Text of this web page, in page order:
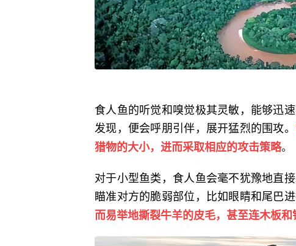
食人鱼的听觉和嗅觉极其灵敏，能够迅
发现，便会呼朋引伴，展开猛烈的围攻。
猎物的大小，进而采取相应的攻击策略。
对于小型鱼类，食人鱼会毫不犹豫地直
瞄准对方的脆弱部位，比如眼睛和尾巴
而易举地撕裂牛羊的皮毛，甚至连木板